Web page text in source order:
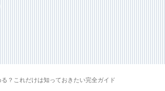
？これだけは知っておきたい完全ガイド